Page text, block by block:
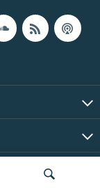
права защищены.